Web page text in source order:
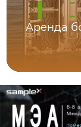
Аренда